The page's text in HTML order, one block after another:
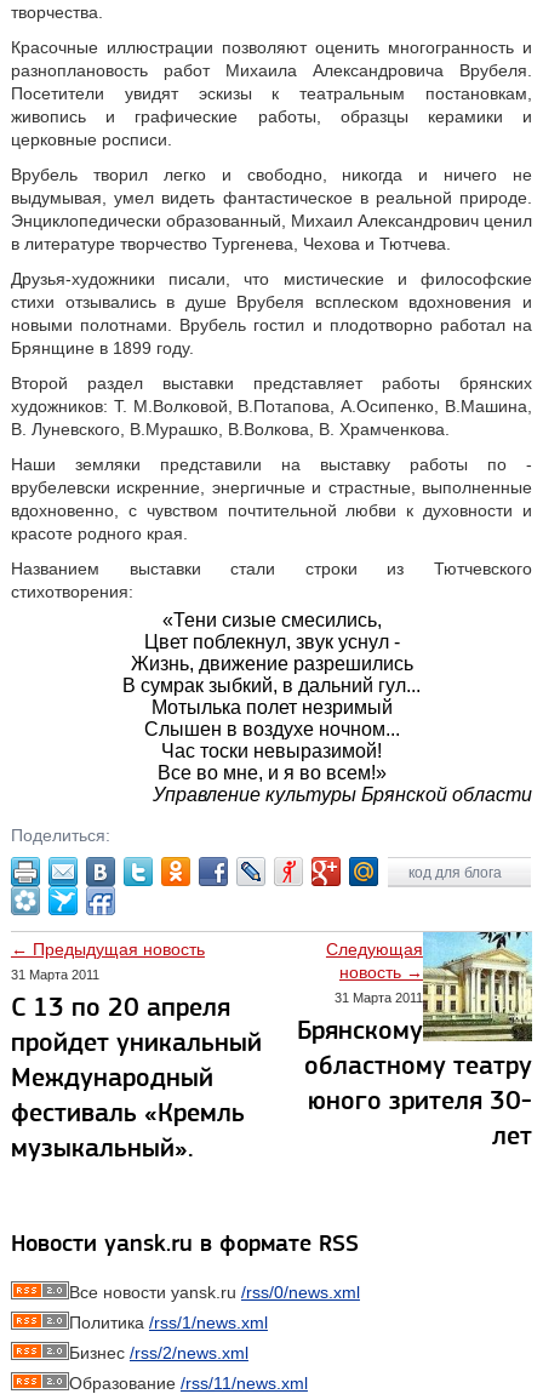
творчества.
Красочные иллюстрации позволяют оценить многогранность и
разноплановость работ Михаила Александровича Врубеля.
Посетители увидят эскизы к театральным постановкам,
живопись и графические работы, образцы керамики и
церковные росписи.
Врубель творил легко и свободно, никогда и ничего не
выдумывая, умел видеть фантастическое в реальной природе.
Энциклопедически образованный, Михаил Александрович ценил
в литературе творчество Тургенева, Чехова и Тютчева.
Друзья-художники писали, что мистические и философские
стихи отзывались в душе Врубеля всплеском вдохновения и
новыми полотнами. Врубель гостил и плодотворно работал на
Брянщине в 1899 году.
Второй раздел выставки представляет работы брянских
художников: Т. М.Волковой, В.Потапова, А.Осипенко, В.Машина,
В. Луневского, В.Мурашко, В.Волкова, В. Храмченкова.
Наши земляки представили на выставку работы по -
врубелевски искренние, энергичные и страстные, выполненные
вдохновенно, с чувством почтительной любви к духовности и
красоте родного края.
Названием выставки стали строки из Тютчевского
стихотворения:
«Тени сизые смесились,
Цвет поблекнул, звук уснул -
Жизнь, движение разрешились
В сумрак зыбкий, в дальний гул...
Мотылька полет незримый
Слышен в воздухе ночном...
Час тоски невыразимой!
Все во мне, и я во всем!»
Управление культуры Брянской области
Поделиться:
код для блога
← Предыдущая новость
31 Марта 2011
С 13 по 20 апреля
пройдет уникальный
Международный
фестиваль «Кремль
музыкальный».
Следующая
новость →
31 Марта 2011
Брянскому
областному театру
юного зрителя 30-
лет
Новости yansk.ru в формате RSS
Все новости yansk.ru /rss/0/news.xml
Политика /rss/1/news.xml
Бизнес /rss/2/news.xml
Образование /rss/11/news.xml